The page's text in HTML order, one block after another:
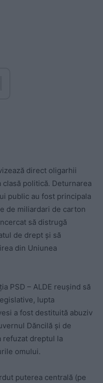
direct oligarhii
politică. Deturnarea
public au fost principala
de miliardari de carton
să distrugă
de drept și să
din Uniunea
PSD – ALDE reușind să
lupta
a fost destituită abuziv
Dăncilă și de
refuzat dreptul la
omului.
puterea centrală (pe